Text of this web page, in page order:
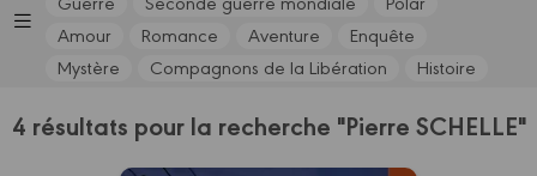
Amour
Romance Aventure
Enquête
Mystère
Compagnons de la Libération Histoire
4 résultats pour la recherche "Pierre SCHELLE"